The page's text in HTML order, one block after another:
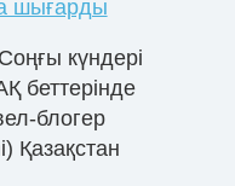
шығарды
күндері
беттерінде
блогер
Қазақстан